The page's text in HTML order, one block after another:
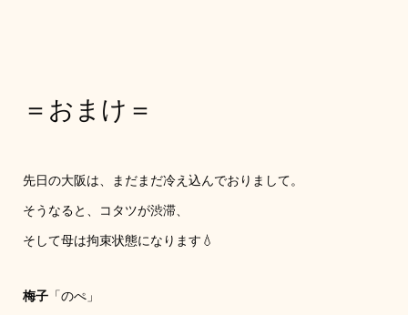
＝おまけ＝
先日の大阪は、まだまだ冷え込んでおりまして。
そうなると、コタツが渋滞、
そして母は拘束状態になります💧
梅子「のぺ」